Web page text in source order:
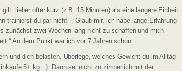
lieber öfter kurz (z.B. 15 Minuten) als eine längere Einheit
trainierst du gar nicht… Glaub mir, ich habe lange Erfahrung
zunächst zwei Wochen lang nicht zu schaffen und mich
An dem Punkt war ich vor 7 Jahren schon….
und dich belasten. Überlege, welches Gewicht du im Alltag
5+ kg…). Dann sei nicht zu zimperlich mit der